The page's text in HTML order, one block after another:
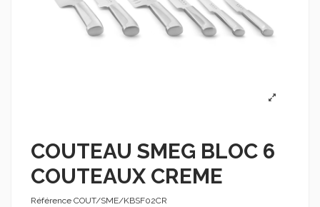
COUTEAU SMEG BLOC 6
COUTEAUX CREME
Référence COUT/SME/KBSF02CR